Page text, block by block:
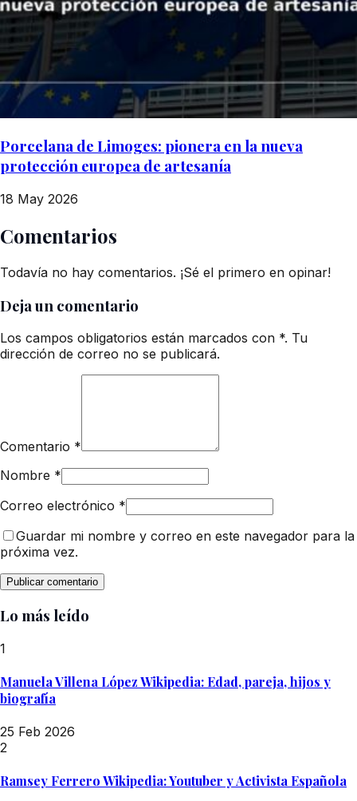
Porcelana de Limoges: pionera en la nueva
protección europea de artesanía
18 May 2026
Comentarios
Todavía no hay comentarios. ¡Sé el primero en opinar!
Deja un comentario
Los campos obligatorios están marcados con *. Tu
dirección de correo no se publicará.
Comentario *
Nombre *
Correo electrónico *
Guardar mi nombre y correo en este navegador para la
próxima vez.
Lo más leído
1
Manuela Villena López Wikipedia: Edad, pareja, hijos y
biografía
25 Feb 2026
2
Ramsey Ferrero Wikipedia: Youtuber y Activista Española